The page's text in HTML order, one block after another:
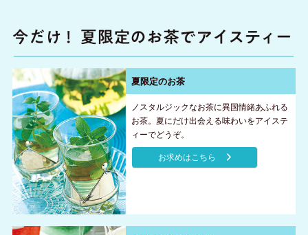
夏限定のお茶
ノスタルジックなお茶に異国情緒あふれる
お茶。夏にだけ出会える味わいをアイステ
ィーでどうぞ。
お求めはこちら